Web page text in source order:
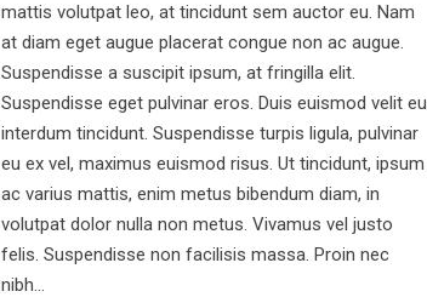
mattis volutpat leo, at tincidunt sem auctor eu. Nam
at diam eget augue placerat congue non ac augue.
Suspendisse a suscipit ipsum, at fringilla elit.
Suspendisse eget pulvinar eros. Duis euismod velit eu
interdum tincidunt. Suspendisse turpis ligula, pulvinar
eu ex vel, maximus euismod risus. Ut tincidunt, ipsum
ac varius mattis, enim metus bibendum diam, in
volutpat dolor nulla non metus. Vivamus vel justo
felis. Suspendisse non facilisis massa. Proin nec
nibh...